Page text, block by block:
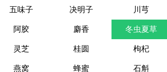
五味子 决明子 川芎
阿胶 麝香 冬虫夏草
灵芝 桂圆 枸杞
燕窝 蜂蜜 石斛